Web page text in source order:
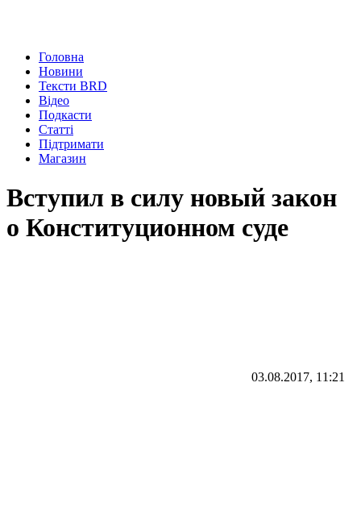
Головна
Новини
Тексти BRD
Відео
Подкасти
Статті
Підтримати
Магазин
Вступил в силу новый закон
о Конституционном суде
03.08.2017, 11:21